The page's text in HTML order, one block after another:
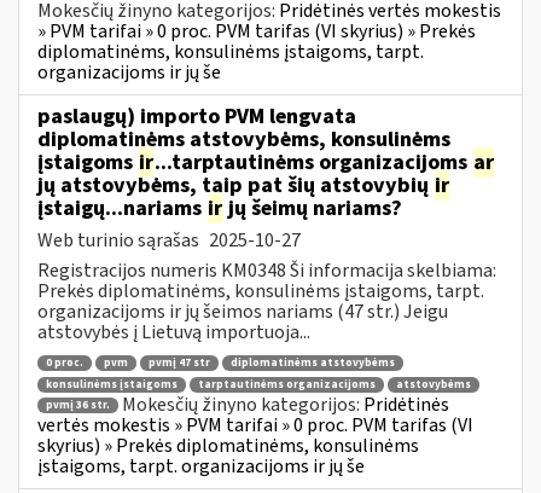
Mokesčių žinyno kategorijos: Pridėtinės vertės mokestis
» PVM tarifai » 0 proc. PVM tarifas (VI skyrius) » Prekės
diplomatinėms, konsulinėms įstaigoms, tarpt.
organizacijoms ir jų še
paslaugų) importo PVM lengvata
diplomatinėms atstovybėms, konsulinėms
įstaigoms ir...tarptautinėms organizacijoms ar
jų atstovybėms, taip pat šių atstovybių ir
įstaigų...nariams irjų šeimų nariams?
Web turinio sąrašas 2025-10-27
Registracijos numeris KM0348 Ši informacija skelbiama:
Prekės diplomatinėms, konsulinėms įstaigoms, tarpt.
organizacijoms ir jų šeimos nariams (47 str.) Jeigu
atstovybės į Lietuvą importuoja...
0 proc. pvm pvmį 47 str
diplomatinėms atstovybėms
konsulinėms įstaigoms
tarptautinėms organizacijoms
atstovybėms
pvmį 36 str.
Mokesčių žinyno kategorijos: Pridėtinės
vertės mokestis » PVM tarifai » 0 proc. PVM tarifas (VI
skyrius) » Prekės diplomatinėms, konsulinėms
įstaigoms, tarpt. organizacijoms ir jų še